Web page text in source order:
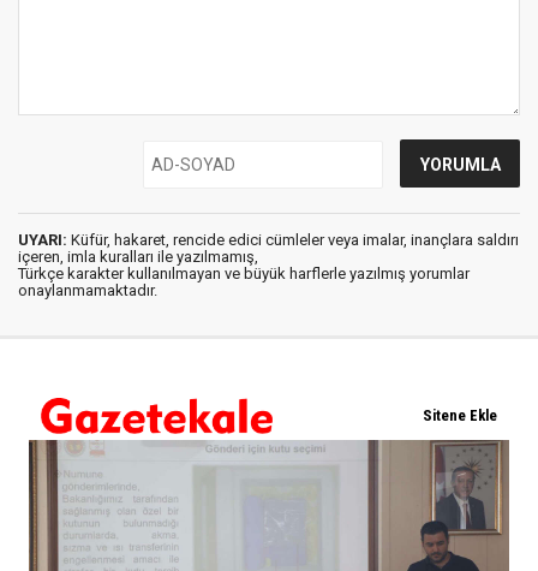
UYARI: Küfür, hakaret, rencide edici cümleler veya imalar, inançlara saldırı
içeren, imla kuralları ile yazılmamış,
Türkçe karakter kullanılmayan ve büyük harflerle yazılmış yorumlar
onaylanmamaktadır.